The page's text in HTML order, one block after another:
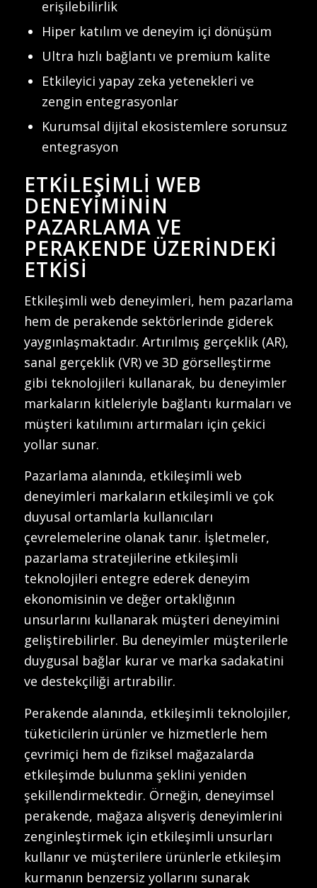
erişilebilirlik
Hiper katılım ve deneyim içi dönüşüm
Ultra hızlı bağlantı ve premium kalite
Etkileyici yapay zeka yetenekleri ve
zengin entegrasyonlar
Kurumsal dijital ekosistemlere sorunsuz
entegrasyon
ETKILEŞIMLI WEB
DENEYIMININ
PAZARLAMA VE
PERAKENDE ÜZERINDEKI
ETKISI
Etkileşimli web deneyimleri, hem pazarlama
hem de perakende sektörlerinde giderek
yaygınlaşmaktadır. Artırılmış gerçeklik (AR),
sanal gerçeklik (VR) ve 3D görselleştirme
gibi teknolojileri kullanarak, bu deneyimler
markaların kitleleriyle bağlantı kurmaları ve
müşteri katılımını artırmaları için çekici
yollar sunar.
Pazarlama alanında, etkileşimli web
deneyimleri markaların etkileşimli ve çok
duyusal ortamlarla kullanıcıları
çevrelemelerine olanak tanır. İşletmeler,
pazarlama stratejilerine etkileşimli
teknolojileri entegre ederek deneyim
ekonomisinin ve değer ortaklığının
unsurlarını kullanarak müşteri deneyimini
geliştirebilirler. Bu deneyimler müşterilerle
duygusal bağlar kurar ve marka sadakatini
ve destekçiliği artırabilir.
Perakende alanında, etkileşimli teknolojiler,
tüketicilerin ürünler ve hizmetlerle hem
çevrimiçi hem de fiziksel mağazalarda
etkileşimde bulunma şeklini yeniden
şekillendirmektedir. Örneğin, deneyimsel
perakende, mağaza alışveriş deneyimlerini
zenginleştirmek için etkileşimli unsurları
kullanır ve müşterilere ürünlerle etkileşim
kurmanın benzersiz yollarını sunarak